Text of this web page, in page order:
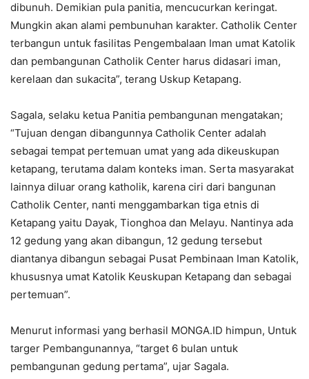
dibunuh. Demikian pula panitia, mencucurkan keringat.
Mungkin akan alami pembunuhan karakter. Catholik Center
terbangun untuk fasilitas Pengembalaan Iman umat Katolik
dan pembangunan Catholik Center harus didasari iman,
kerelaan dan sukacita”, terang Uskup Ketapang.
Sagala, selaku ketua Panitia pembangunan mengatakan;
“Tujuan dengan dibangunnya Catholik Center adalah
sebagai tempat pertemuan umat yang ada dikeuskupan
ketapang, terutama dalam konteks iman. Serta masyarakat
lainnya diluar orang katholik, karena ciri dari bangunan
Catholik Center, nanti menggambarkan tiga etnis di
Ketapang yaitu Dayak, Tionghoa dan Melayu. Nantinya ada
12 gedung yang akan dibangun, 12 gedung tersebut
diantanya dibangun sebagai Pusat Pembinaan Iman Katolik,
khususnya umat Katolik Keuskupan Ketapang dan sebagai
pertemuan”.
Menurut informasi yang berhasil MONGA.ID himpun, Untuk
targer Pembangunannya, “target 6 bulan untuk
pembangunan gedung pertama”, ujar Sagala.